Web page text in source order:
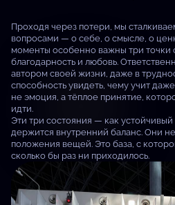
Проходя через потери, мы
вопросами — о себе, о смысле, о
моменты особенно важны три точки
благодарность и любовь.
автором своей жизни, даже в
способность увидеть, чему учит
не эмоция, а тёплое принятие,
идти.
Эти три состояния — как
держится внутренний баланс. Они
положения вещей. Это база, с
сколько бы раз ни приходилось.